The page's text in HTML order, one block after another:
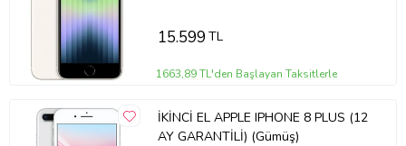
15.599TL
1663,89 TL'den Başlayan Taksitlerle
İKİNCİ EL APPLE IPHONE 8 PLUS (12
AY GARANTİLİ) (Gümüş)